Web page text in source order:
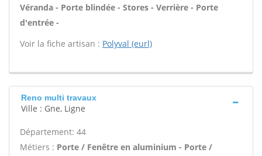
Véranda - Porte blindée - Stores - Verrière - Porte
d'entrée -
Voir la fiche artisan : Polyval (eurl)
Reno multi travaux
Ville : Gne, Ligne
Département: 44
Métiers : Porte / Fenêtre en aluminium - Porte /